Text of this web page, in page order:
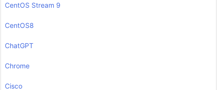
CentOS Stream 9
CentOS8
ChatGPT
Chrome
Cisco